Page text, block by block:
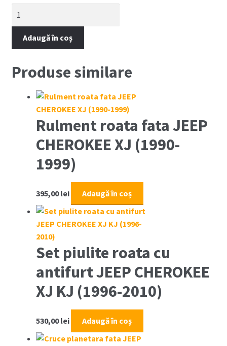
Politica de confidentialitate
Serviciile Noastre
roata
JEEP
XJ
2001)
Adaugă în coș
Produse similare
Rulment roata fata JEEP
CHEROKEE XJ (1990-
1999)
395,00lei Adaugă în coș
Set piulite roata cu
antifurt JEEP CHEROKEE
XJ KJ (1996-2010)
530,00lei Adaugă în coș